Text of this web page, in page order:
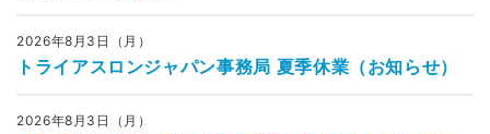
2026年8月3日（月）
トライアスロンジャパン事務局 夏季休業（お知らせ）
2026年8月3日（月）